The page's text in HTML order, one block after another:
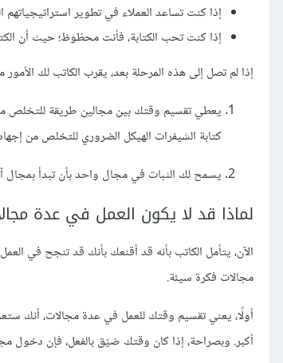
إذا كنت تساعد العملاء في تطوير
إذا كنت تحب الكتابة، فأنت محظوظ؛ حيث أن
إذا لم تصل إلى هذه المرحلة بعد، يقرب الكاتب لك
يعطي تقسيم وقتك بين مجالين طريقة للتخلص من
كتابة الشيفرات الهيكل الضروري للتخلص من إجهاد
يسمح لك الثبات في مجال واحد بأن تبدأ بمجال
لماذا قد لا يكون العمل في عدة
الآن، يتأمل الكاتب بأنه قد أقنعك بأنك قد تنجح في
مجالات فكرة سيئة.
أولًا، يعني تقسيم وقتك للعمل في عدة مجالات، أنك
أكبر. وبصراحة، إذا كان وقتك ضيّق بالفعل، فإن